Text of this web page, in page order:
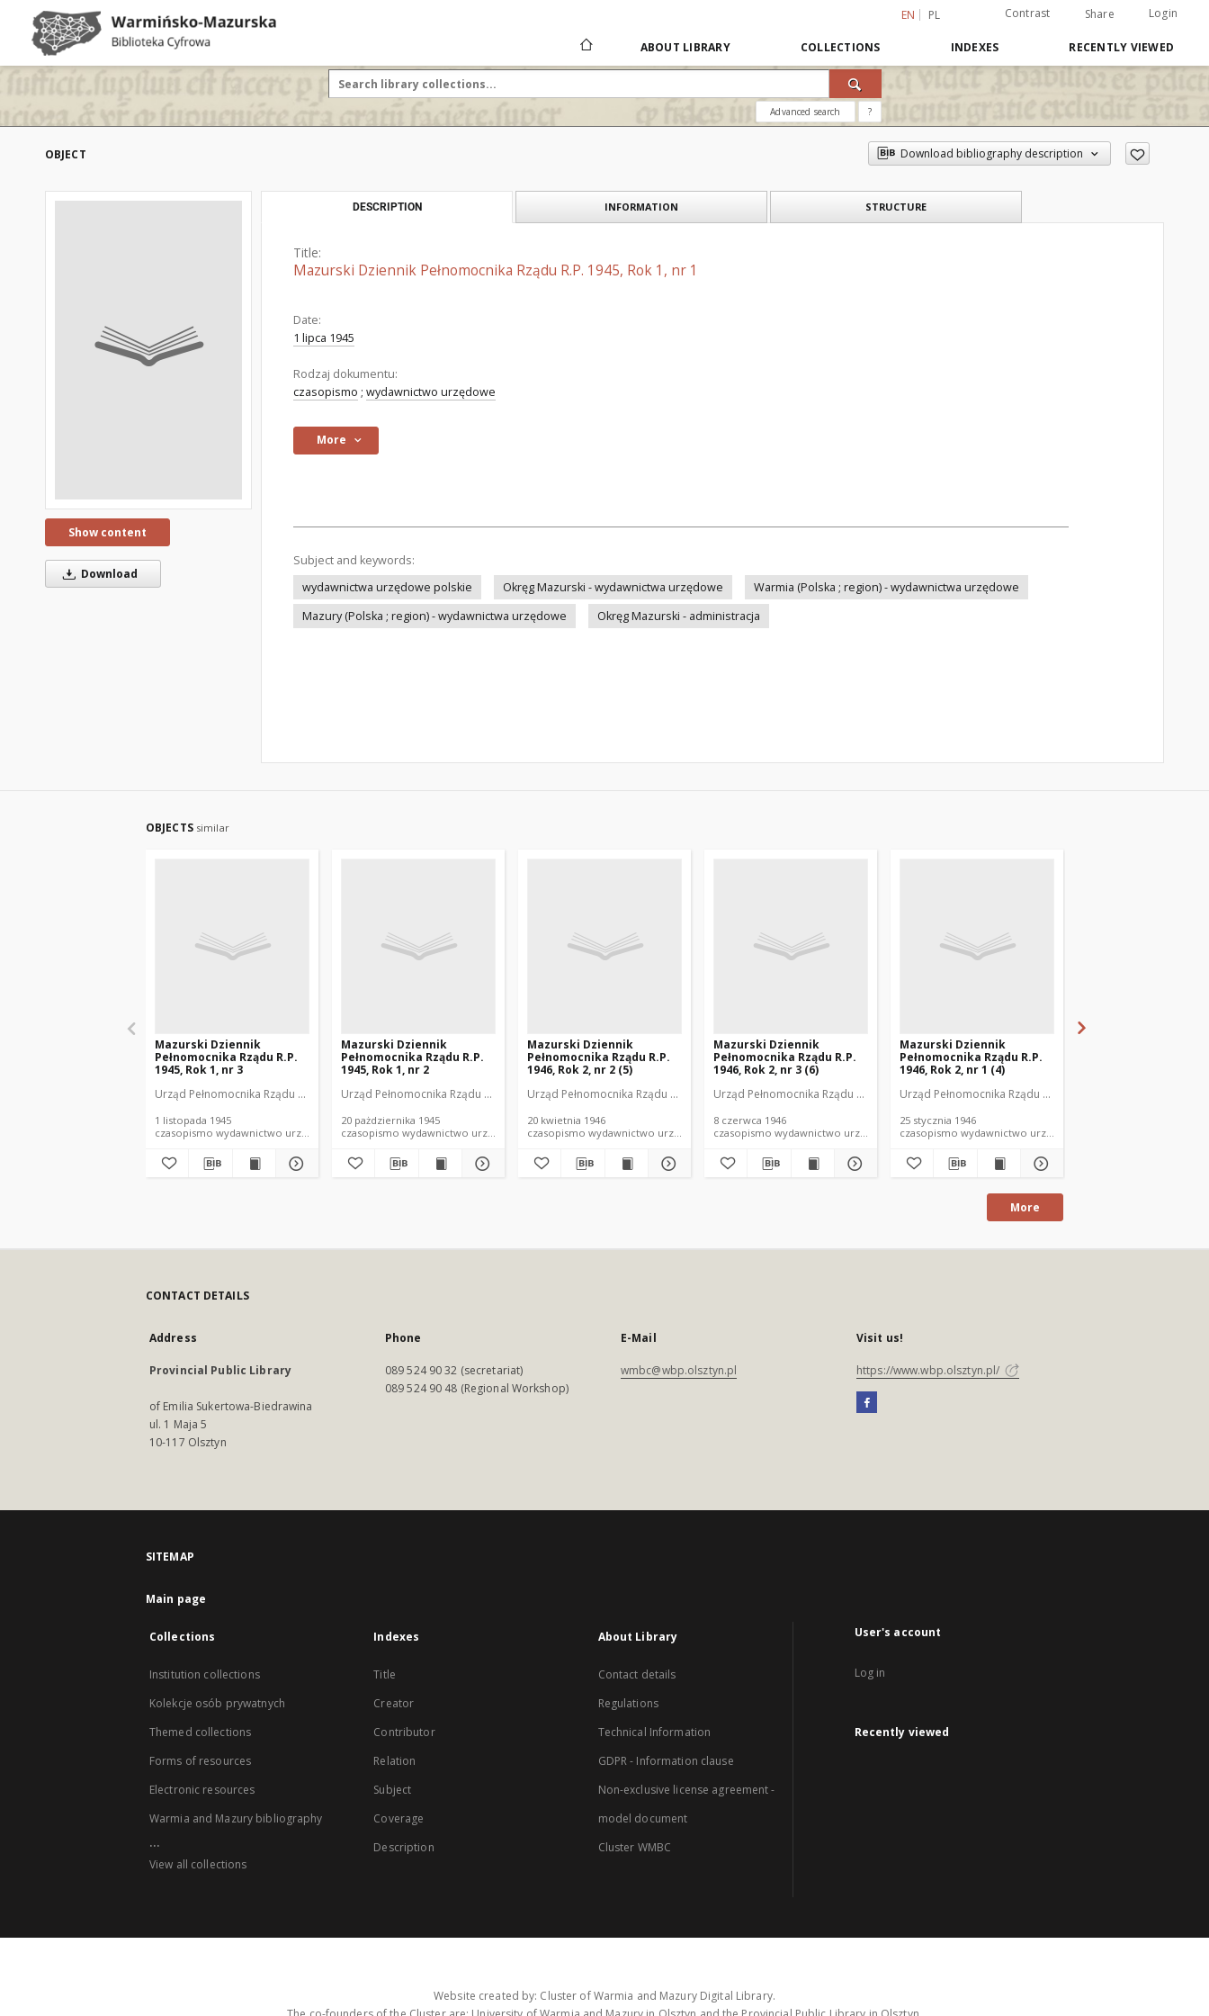
EN PL Contrast Share Login
ABOUT LIBRARY COLLECTIONS INDEXES RECENTLY VIEWED
Advanced search ?
OBJECT Download bibliography description
Show content
Download
DESCRIPTION INFORMATION STRUCTURE
Title:
Mazurski Dziennik Pełnomocnika Rządu R.P. 1945, Rok 1, nr 1
Date:
1 lipca 1945
Rodzaj dokumentu:
czasopismo ; wydawnictwo urzędowe
More
Subject and keywords:
wydawnictwa urzędowe polskie
Okręg Mazurski - wydawnictwa urzędowe
Warmia (Polska ; region) - wydawnictwa urzędowe
Mazury (Polska ; region) - wydawnictwa urzędowe
Okręg Mazurski - administracja
OBJECTS similar
Mazurski Dziennik
Pełnomocnika Rządu R.P.
1945, Rok 1, nr 3
Urząd Pełnomocnika Rządu R.P. w Olsztynie
1 listopada 1945
czasopismo wydawnictwo urzędowe
Mazurski Dziennik
Pełnomocnika Rządu R.P.
1945, Rok 1, nr 2
Urząd Pełnomocnika Rządu R.P. w Olsztynie
20 pażdziernika 1945
czasopismo wydawnictwo urzędowe
Mazurski Dziennik
Pełnomocnika Rządu R.P.
1946, Rok 2, nr 2 (5)
Urząd Pełnomocnika Rządu R.P. w Olsztynie
20 kwietnia 1946
czasopismo wydawnictwo urzędowe
Mazurski Dziennik
Pełnomocnika Rządu R.P.
1946, Rok 2, nr 3 (6)
Urząd Pełnomocnika Rządu R.P. w Olsztynie
8 czerwca 1946
czasopismo wydawnictwo urzędowe
Mazurski Dziennik
Pełnomocnika Rządu R.P.
1946, Rok 2, nr 1 (4)
Urząd Pełnomocnika Rządu R.P. w Olsztynie
25 stycznia 1946
czasopismo wydawnictwo urzędowe
More
CONTACT DETAILS
Address
Provincial Public Library
of Emilia Sukertowa-Biedrawina
ul. 1 Maja 5
10-117 Olsztyn
Phone
089 524 90 32 (secretariat)
089 524 90 48 (Regional Workshop)
E-Mail
wmbc@wbp.olsztyn.pl
Visit us!
https://www.wbp.olsztyn.pl/
SITEMAP
Main page
Collections
Institution collections
Kolekcje osób prywatnych
Themed collections
Forms of resources
Electronic resources
Warmia and Mazury bibliography
...
View all collections
Indexes
Title
Creator
Contributor
Relation
Subject
Coverage
Description
About Library
Contact details
Regulations
Technical Information
GDPR - Information clause
Non-exclusive license agreement -
model document
Cluster WMBC
User's account
Log in
Recently viewed
Website created by: Cluster of Warmia and Mazury Digital Library.